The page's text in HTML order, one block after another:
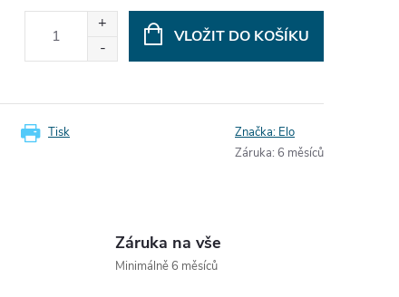
VLOŽIT DO KOŠÍKU
Tisk Značka: Elo
Záruka: 6 měsíců
Záruka na vše
Minimálně 6 měsíců